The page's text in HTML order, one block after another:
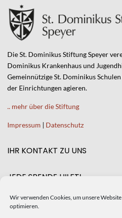
Wir verwenden Cookies, um unsere
optimieren.
Die St. Dominikus Stiftung Speyer
Dominikus Krankenhaus und
Gemeinnützige St. Dominikus
der Einrichtungen agieren.
.. mehr über die Stiftung
Impressum | Datenschutz
IHR KONTAKT ZU UNS
JEDE SPENDE HILFT!
AKTUELLES